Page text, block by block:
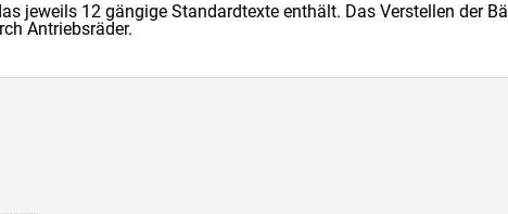
jeweils 12 gängige Standardtexte enthält. Das Verstellen der
Antriebsräder.